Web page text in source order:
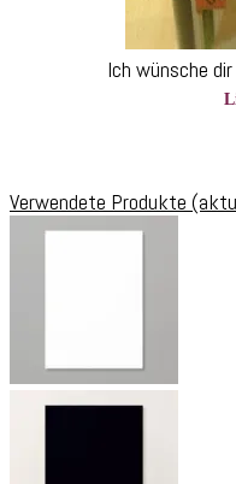
Ich wünsche
Verwendete Produkte